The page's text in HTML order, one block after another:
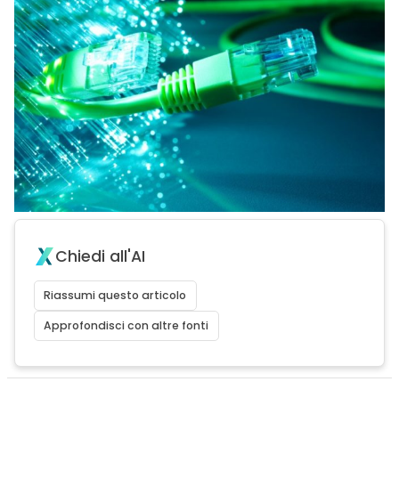
Chiedi all'AI
Riassumi questo articolo
Approfondisci con altre fonti